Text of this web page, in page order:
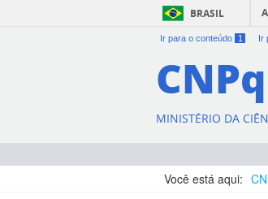
BRASIL
Ir para o conteúdo 1 Ir
CNPq
MINISTÉRIO DA
Você está aqui: